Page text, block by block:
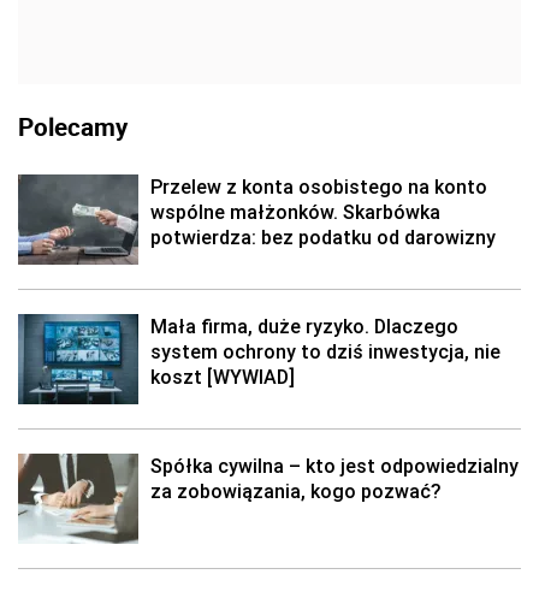
Polecamy
Przelew z konta osobistego na konto
wspólne małżonków. Skarbówka
potwierdza: bez podatku od darowizny
Mała firma, duże ryzyko. Dlaczego
system ochrony to dziś inwestycja, nie
koszt [WYWIAD]
Spółka cywilna – kto jest odpowiedzialny
za zobowiązania, kogo pozwać?